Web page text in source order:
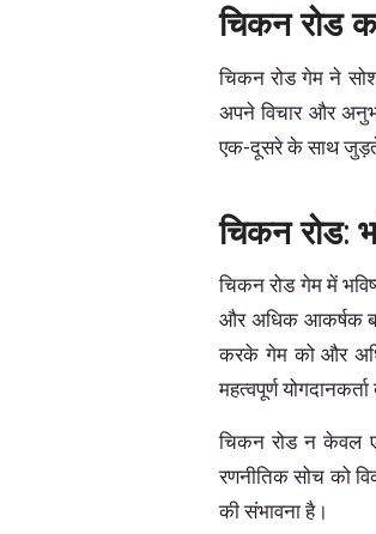
चिकन रोड
चिकन रोड गेम ने
अपने विचार और
एक-दूसरे के साथ जुड़ते
चिकन रोड:
चिकन रोड गेम में
और अधिक आकर्षक
करके गेम को और
महत्वपूर्ण
चिकन रोड न केवल
रणनीतिक सोच को
की संभावना है।